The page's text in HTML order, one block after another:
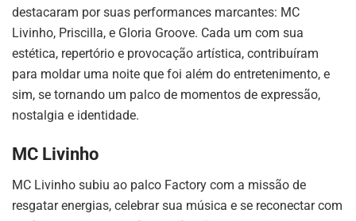
destacaram por suas performances marcantes: MC
Livinho, Priscilla, e Gloria Groove. Cada um com sua
estética, repertório e provocação artística, contribuíram
para moldar uma noite que foi além do entretenimento, e
sim, se tornando um palco de momentos de expressão,
nostalgia e identidade.
MC Livinho
MC Livinho subiu ao palco Factory com a missão de
resgatar energias, celebrar sua música e se reconectar com